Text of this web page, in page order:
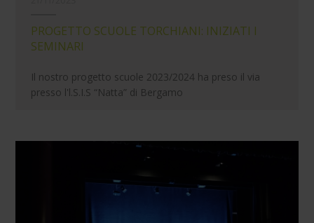
PROGETTO SCUOLE TORCHIANI: INIZIATI I
SEMINARI
Il nostro progetto scuole 2023/2024 ha preso il via
presso l'l.S.I.S “Natta” di Bergamo